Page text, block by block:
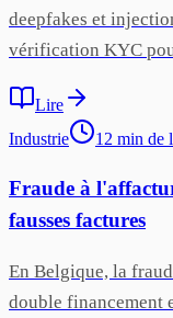
deepfakes et
vérification KYC
Lire
Industrie
12 min de
Fraude à
fausses factures
En Belgique, la
double financement